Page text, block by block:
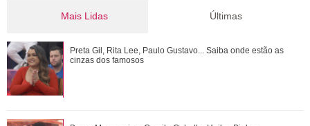
Mais Lidas
Ariana Grande anuncia pausa na carreira após críticas ao
corpo
Últimas
Preta Gil, Rita Lee, Paulo Gustavo... Saiba onde estão as
cinzas dos famosos